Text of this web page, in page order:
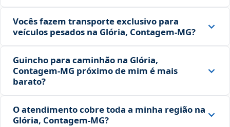
Vocês fazem transporte exclusivo para
veículos pesados na Glória, Contagem‑MG?
Guincho para caminhão na Glória,
Contagem‑MG próximo de mim é mais
barato?
O atendimento cobre toda a minha região na
Glória, Contagem‑MG?